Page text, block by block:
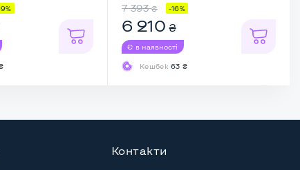
7 393 ₴ -16%
6 210 ₴
Є в наявності
Кешбек63 ₴
Контакти